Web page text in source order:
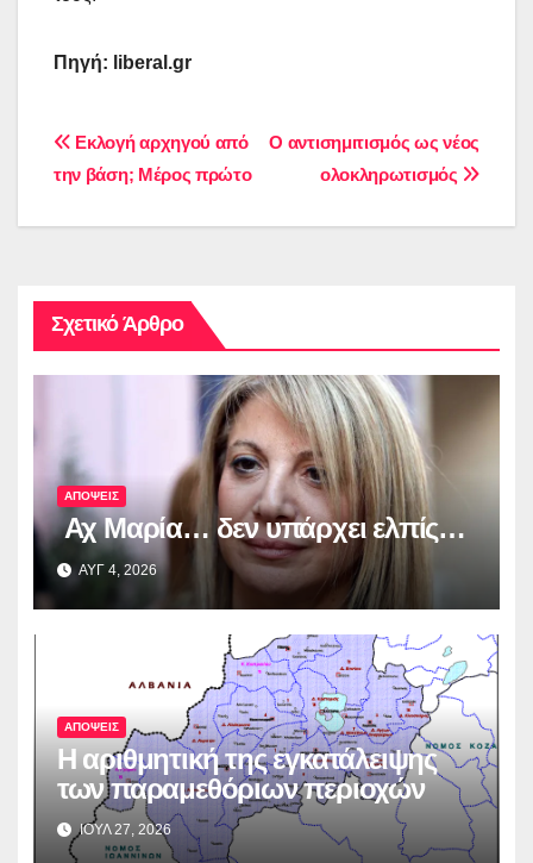
Πηγή: liberal .gr
Πλοήγηση
άρθρων
Ο αντισημιτισμός ως νέος
ολοκληρωτισμός
Εκλογή αρχηγού από
την βάση; Μέρος πρώτο
Σχετικό Άρθρο
ΑΠΟΨΕΙΣ
Αχ Μαρία… δεν υπάρχει ελπίς…
ΑΥΓ 4, 2026
ΑΠΟΨΕΙΣ
Η αριθμητική της εγκατάλειψης
των παραμεθόριων περιοχών
ΙΟΥΛ 27, 2026